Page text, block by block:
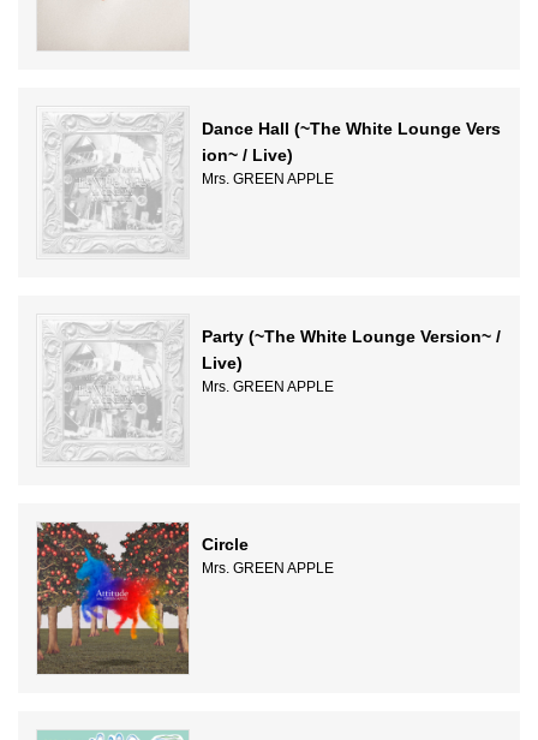
Dance Hall (~The White Lounge Vers
ion~ / Live)
Mrs. GREEN APPLE
Party (~The White Lounge Version~ /
Live)
Mrs. GREEN APPLE
Circle
Mrs. GREEN APPLE